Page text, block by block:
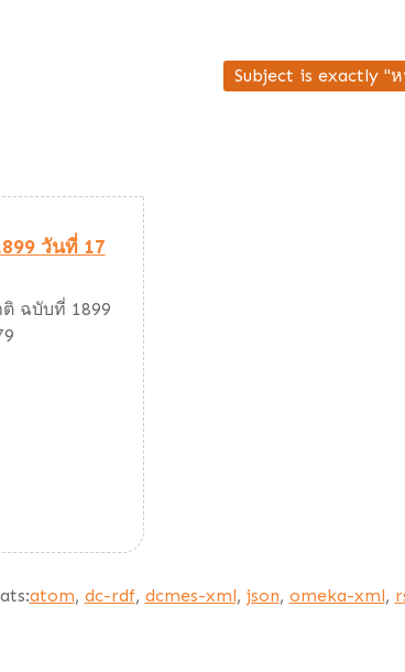
Subject is exactly "
วันที่ 17
ฉบับที่ 1899
atom, dc-rdf, dcmes-xml, json, omeka-xml,